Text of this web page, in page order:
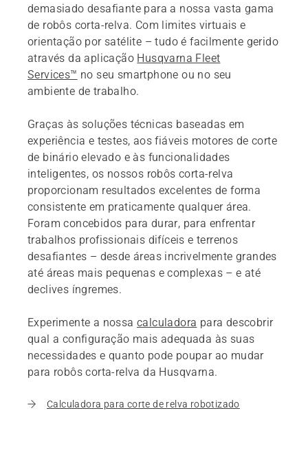
demasiado desafiante para a nossa vasta gama
de robôs corta-relva. Com limites virtuais e
orientação por satélite – tudo é facilmente gerido
através da aplicação Husqvarna Fleet
Services™ no seu smartphone ou no seu
ambiente de trabalho.
Graças às soluções técnicas baseadas em
experiência e testes, aos fiáveis motores de corte
de binário elevado e às funcionalidades
inteligentes, os nossos robôs corta-relva
proporcionam resultados excelentes de forma
consistente em praticamente qualquer área.
Foram concebidos para durar, para enfrentar
trabalhos profissionais difíceis e terrenos
desafiantes – desde áreas incrivelmente grandes
até áreas mais pequenas e complexas – e até
declives íngremes.
Experimente a nossa calculadora para descobrir
qual a configuração mais adequada às suas
necessidades e quanto pode poupar ao mudar
para robôs corta-relva da Husqvarna.
Calculadora para corte de relva robotizado